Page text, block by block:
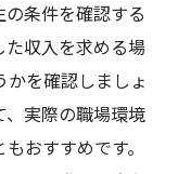
条件を確認する
収入を求める場
を確認しましょ
、実際の職場環境
おすすめです。